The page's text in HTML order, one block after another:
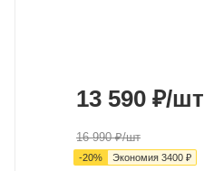
13 590 ₽/шт
16 990₽/шт
-20% Экономия 3400 ₽